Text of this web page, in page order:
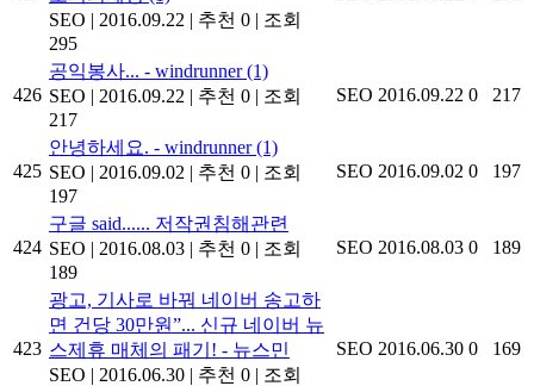
SEO | 2016.09.22 | 추천 0 | 조회
295
426
공익봉사... - windrunner(1)
SEO | 2016.09.22 | 추천 0 | 조회
217
SEO 2016.09.22 0 217
425
안녕하세요. - windrunner(1)
SEO | 2016.09.02 | 추천 0 | 조회
197
SEO 2016.09.02 0 197
424
구글 said...... 저작권침해관련
SEO | 2016.08.03 | 추천 0 | 조회
189
SEO 2016.08.03 0 189
423
광고, 기사로 바꿔 네이버 송고하
면 건당 30만원”... 신규 네이버 뉴
스제휴 매체의 패기! - 뉴스민
SEO | 2016.06.30 | 추천 0 | 조회
SEO 2016.06.30 0 169